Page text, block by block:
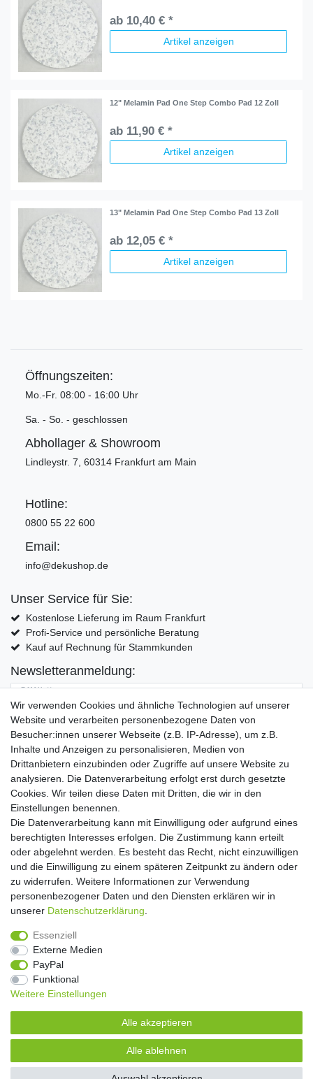
ab 10,40 € *
Artikel anzeigen
12" Melamin Pad One Step Combo Pad 12 Zoll
ab 11,90 € *
Artikel anzeigen
13" Melamin Pad One Step Combo Pad 13 Zoll
ab 12,05 € *
Artikel anzeigen
Öffnungszeiten:
Mo.-Fr. 08:00 - 16:00 Uhr
Sa. - So. - geschlossen
Abhollager & Showroom
Lindleystr. 7, 60314 Frankfurt am Main
Hotline:
0800 55 22 600
Email:
info@dekushop.de
Unser Service für Sie:
Kostenlose Lieferung im Raum Frankfurt
Profi-Service und persönliche Beratung
Kauf auf Rechnung für Stammkunden
Newsletteranmeldung:
E-MAIL **
Hiermit bestätige ich, dass ich die Daten­schutz­erklärung
Einwilligung kann ich jederzeit widerrufen.**
Abonnieren
** Hierbei handelt es sich um ein Pflichtfeld.
Widerrufs­recht Widerrufs­formular Impressum
Daten­schutz­erklärung AGB Kontakt
Wir verwenden Cookies und ähnliche Technologien auf unserer
Website und verarbeiten personenbezogene Daten von
Besucher:innen unserer Webseite (z.B. IP-Adresse), um z.B.
Inhalte und Anzeigen zu personalisieren, Medien von
Drittanbietern einzubinden oder Zugriffe auf unsere Website zu
analysieren. Die Datenverarbeitung erfolgt erst durch gesetzte
Cookies. Wir teilen diese Daten mit Dritten, die wir in den
Einstellungen benennen.
Die Datenverarbeitung kann mit Einwilligung oder aufgrund eines
berechtigten Interesses erfolgen. Die Zustimmung kann erteilt
oder abgelehnt werden. Es besteht das Recht, nicht einzuwilligen
und die Einwilligung zu einem späteren Zeitpunkt zu ändern oder
zu widerrufen. Weitere Informationen zur Verwendung
personenbezogener Daten und den Diensten erklären wir in
unserer Daten­schutz­erklärung
Essenziell
Externe Medien
PayPal
Funktional
Weitere Einstellungen
Alle akzeptieren
Alle ablehnen
Copyright 2016 | Dekushop.de | Alle Rechte vorbehalten. |
Angebote gelten nur für Industrie, Handel, Handwerk und
Widerrufs­recht
Daten­schutz­erklärung AGB Kontakt